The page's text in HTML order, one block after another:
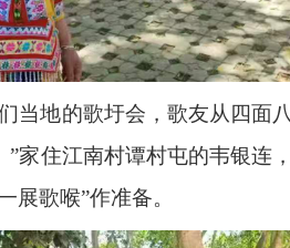
当地的歌圩会，歌友从四面
家住江南村谭村屯的韦银连
展歌喉”作准备。